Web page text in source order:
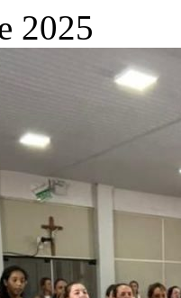
2025